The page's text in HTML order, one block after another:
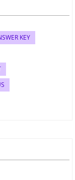
KEY